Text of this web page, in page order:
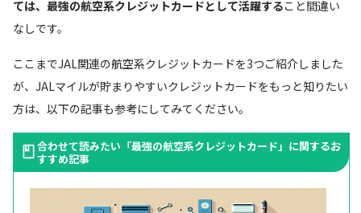
ては、最強の航空系クレジットカードとして活躍すること間違い
なしです。
ここまでJAL関連の航空系クレジットカードを3つご紹介しました
が、JALマイルが貯まりやすいクレジットカードをもっと知りたい
方は、以下の記事も参考にしてみてください。
合わせて読みたい「最強の航空系クレジットカード」に関するお
すすめ記事